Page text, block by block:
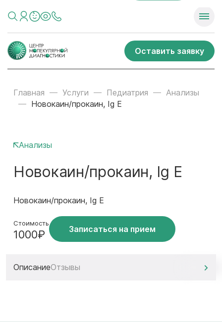
Оставить заявку
Главная Услуги Педиатрия
Анализы
Новокаин/прокаин, Ig E
Анализы
Новокаин/прокаин, Ig E
Новокаин/прокаин, Ig E
Стоимость
1000₽ Записаться на прием
ОписаниеОтзывы